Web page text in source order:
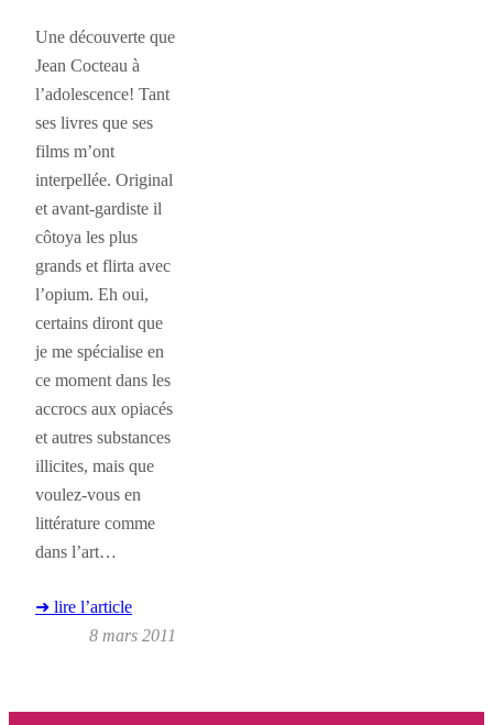
Une découverte que
Jean Cocteau à
l’adolescence! Tant
ses livres que ses
films m’ont
interpellée. Original
et avant-gardiste il
côtoya les plus
grands et flirta avec
l’opium. Eh oui,
certains diront que
je me spécialise en
ce moment dans les
accrocs aux opiacés
et autres substances
illicites, mais que
voulez-vous en
littérature comme
dans l’art…
➜ lire l’article
8 mars 2011